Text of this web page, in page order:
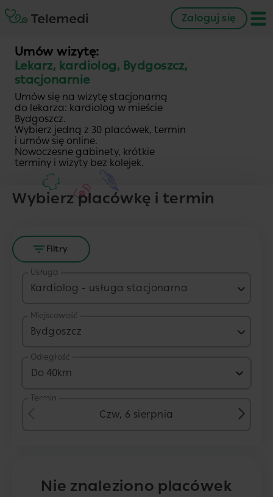
Zaloguj się
Umów wizytę:
Lekarz, kardiolog, Bydgoszcz,
stacjonarnie
Umów się na wizytę stacjonarną
do lekarza: kardiolog w mieście
Bydgoszcz.
Wybierz jedną z 30 placówek, termin
i umów się online.
Nowoczesne gabinety, krótkie
terminy i wizyty bez kolejek.
Wybierz placówkę i termin
Filtry
Usługa
Kardiolog - usługa stacjonarna
Miejscowość
Bydgoszcz
Odległość
Do 40km
Termin
Czw, 6 sierpnia
Nie znaleziono placówek